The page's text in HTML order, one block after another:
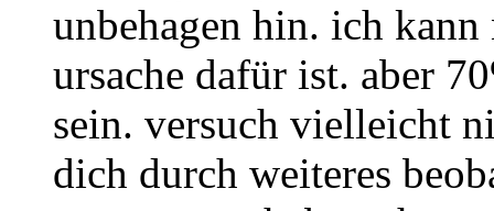
unbehagen hin. ich kann
ursache dafür ist. aber
sein. versuch vielleicht
dich durch weiteres